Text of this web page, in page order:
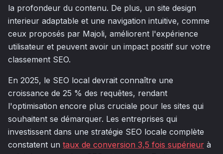
la profondeur du contenu. De plus, un site design
interieur adaptable et une navigation intuitive, comme
ceux proposés par Majoli, améliorent l'expérience
utilisateur et peuvent avoir un impact positif sur votre
classement SEO.
En 2025, le SEO local devrait connaître une
croissance de 25 % des requêtes, rendant
l'optimisation encore plus cruciale pour les sites qui
souhaitent se démarquer. Les entreprises qui
investissent dans une stratégie SEO locale complète
constatent un taux de conversion 3,5 fois supérieur à